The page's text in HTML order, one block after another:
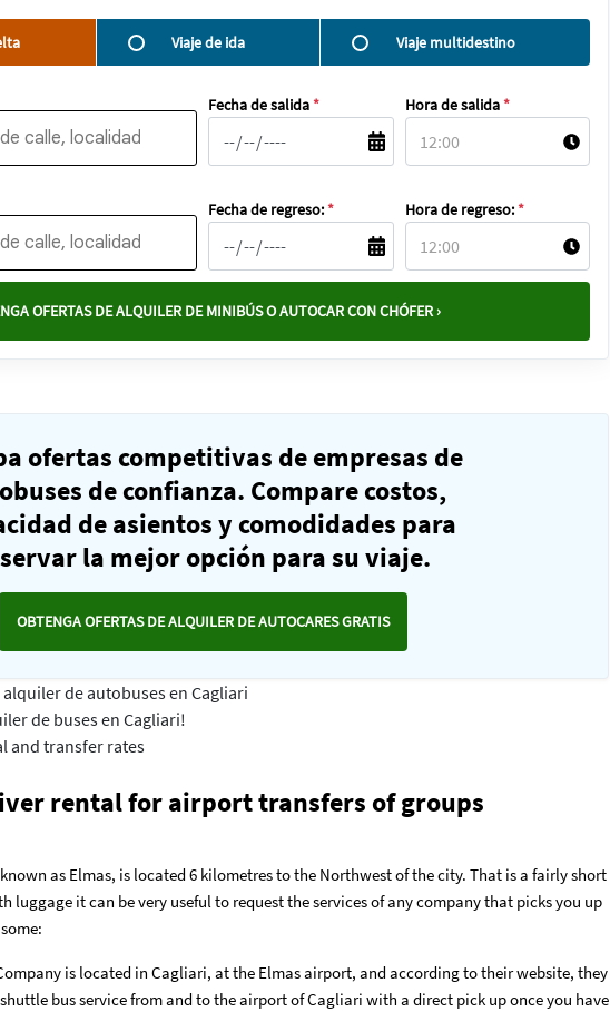
Viaje de ida Viaje multidestino
Fecha de salida * Hora de salida *
Fecha de regreso: * Hora de regreso: *
OFERTAS DE ALQUILER DE MINIBÚS O AUTOCAR CON CHÓFER ›
ofertas competitivas de empresas de
de confianza. Compare costos,
de asientos y comodidades para
la mejor opción para su viaje.
OBTENGA OFERTAS DE ALQUILER DE AUTOCARES GRATIS
de autobuses en Cagliari
de buses en Cagliari!
and transfer rates
rental for airport transfers of groups
as Elmas, is located 6 kilometres to the Northwest of the city. That is a fairly short
luggage it can be very useful to request the services of any company that picks you up
is located in Cagliari, at the Elmas airport, and according to their website, they
bus service from and to the airport of Cagliari with a direct pick up once you have